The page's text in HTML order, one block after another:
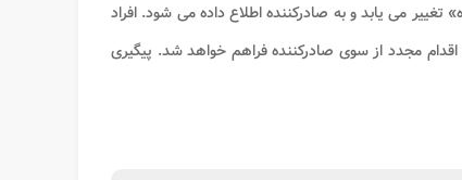
تغییر می یابد و به صادرکننده اطلاع داده می شود. افراد
اقدام مجدد از سوی صادرکننده فراهم خواهد شد. پیگیری